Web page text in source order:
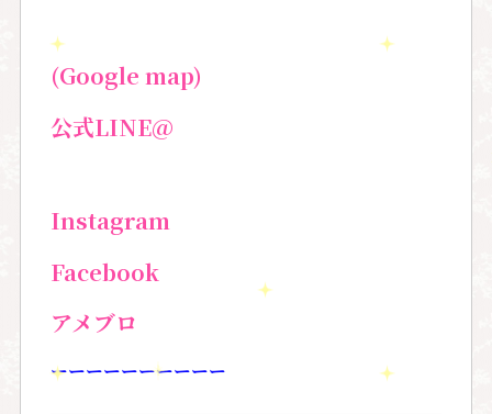
(Google map)
公式LINE@
Instagram
Facebook
アメブロ
ーーーーーーーーーー